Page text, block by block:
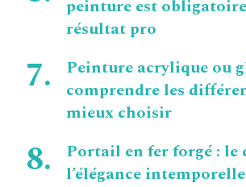
peinture est
résultat pro
Peinture acrylique ou
comprendre les
mieux choisir
Portail en fer forgé : le
l’élégance intemporelle